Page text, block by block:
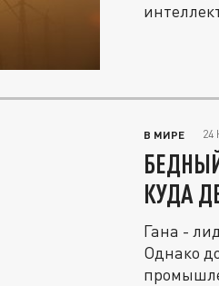
В МИРЕ 24
КУДА
Гана -
Однако